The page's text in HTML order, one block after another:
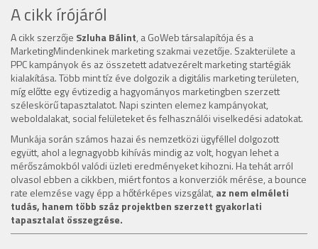
A cikk írójáról
A cikk szerzője Szluha Bálint, a GoWeb társalapítója és a
MarketingMindenkinek marketing szakmai vezetője. Szakterülete a
PPC kampányok és az összetett adatvezérelt marketing startégiák
kialakítása. Több mint tíz éve dolgozik a digitális marketing területen,
míg előtte egy évtizedig a hagyományos marketingben szerzett
széleskörű tapasztalatot. Napi szinten elemez kampányokat,
weboldalakat, social felületeket és felhasználói viselkedési adatokat.
Munkája során számos hazai és nemzetközi ügyféllel dolgozott
együtt, ahol a legnagyobb kihívás mindig az volt, hogyan lehet a
mérőszámokból valódi üzleti eredményeket kihozni. Ha tehát arról
olvasol ebben a cikkben, miért fontos a konverziók mérése, a bounce
rate elemzése vagy épp a hőtérképes vizsgálat, az nem elméleti
tudás, hanem több száz projektben szerzett gyakorlati
tapasztalat összegzése.